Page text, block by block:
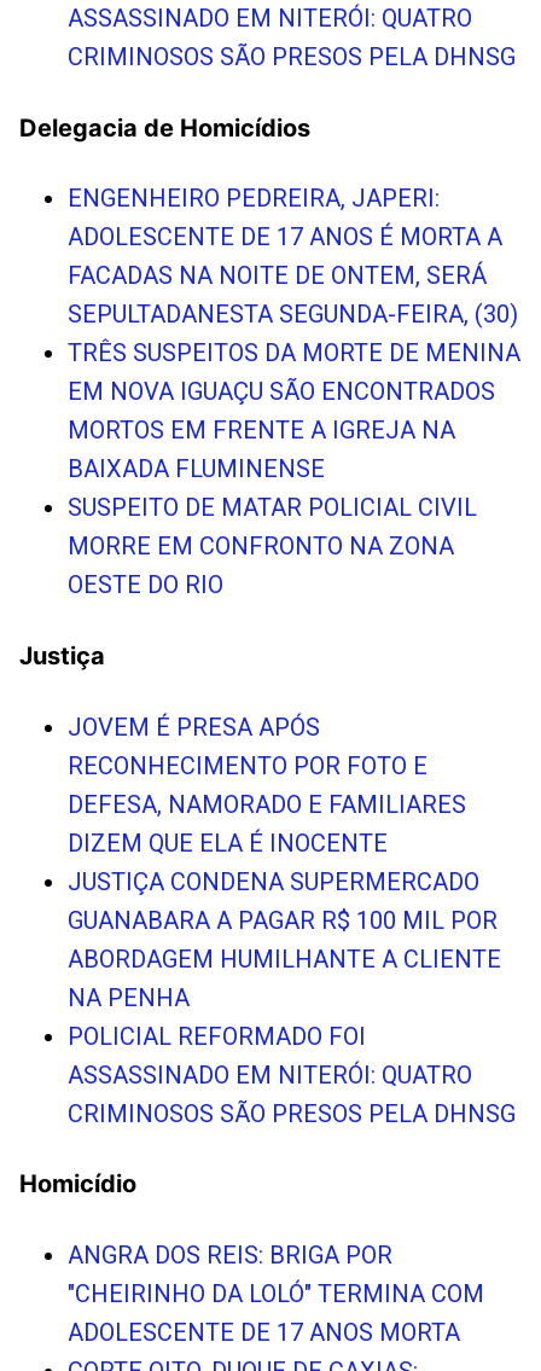
ASSASSINADO EM NITERÓI: QUATRO
CRIMINOSOS SÃO PRESOS PELA DHNSG
Delegacia de Homicídios
ENGENHEIRO PEDREIRA, JAPERI:
ADOLESCENTE DE 17 ANOS É MORTA A
FACADAS NA NOITE DE ONTEM, SERÁ
SEPULTADANESTA SEGUNDA-FEIRA, (30)
TRÊS SUSPEITOS DA MORTE DE MENINA
EM NOVA IGUAÇU SÃO ENCONTRADOS
MORTOS EM FRENTE A IGREJA NA
BAIXADA FLUMINENSE
SUSPEITO DE MATAR POLICIAL CIVIL
MORRE EM CONFRONTO NA ZONA
OESTE DO RIO
Justiça
JOVEM É PRESA APÓS
RECONHECIMENTO POR FOTO E
DEFESA, NAMORADO E FAMILIARES
DIZEM QUE ELA É INOCENTE
JUSTIÇA CONDENA SUPERMERCADO
GUANABARA A PAGAR R$ 100 MIL POR
ABORDAGEM HUMILHANTE A CLIENTE
NA PENHA
POLICIAL REFORMADO FOI
ASSASSINADO EM NITERÓI: QUATRO
CRIMINOSOS SÃO PRESOS PELA DHNSG
Homicídio
ANGRA DOS REIS: BRIGA POR
"CHEIRINHO DA LOLÓ" TERMINA COM
ADOLESCENTE DE 17 ANOS MORTA